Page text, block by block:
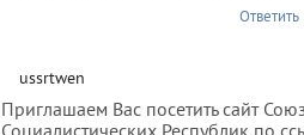
Ответить
ussrtwen
Приглашаем Вас посетить сайт